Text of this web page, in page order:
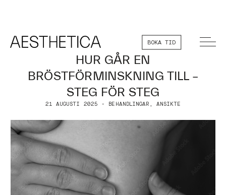
BOKA TID
HUR GÅR EN
BRÖSTFÖRMINSKNING TILL –
STEG FÖR STEG
21 AUGUSTI 2025 - BEHANDLINGAR, ANSIKTE